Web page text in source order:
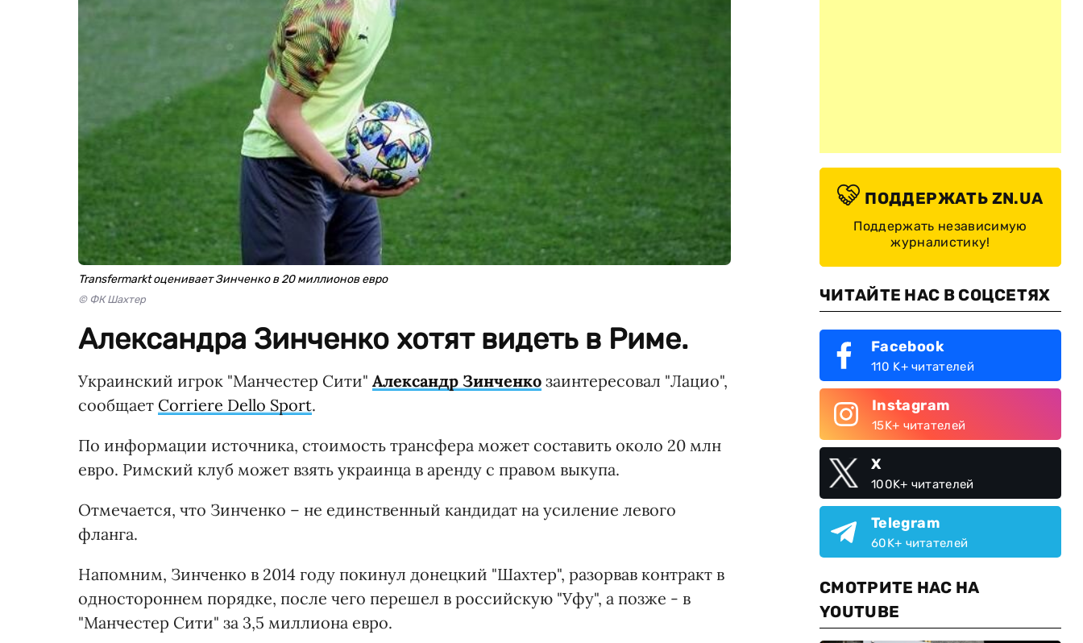
Transfermarkt оценивает Зинченко в 20 миллионов евро
© ФК Шахтер
Александра Зинченко хотят видеть в Риме.
Украинский игрок "Манчестер Сити" Александр Зинченко заинтересовал "Лацио",
сообщает Corriere Dello Sport.
По информации источника, стоимость трансфера может составить около 20 млн
евро. Римский клуб может взять украинца в аренду с правом выкупа.
Отмечается, что Зинченко – не единственный кандидат на усиление левого
фланга.
Напомним, Зинченко в 2014 году покинул донецкий "Шахтер", разорвав контракт в
одностороннем порядке, после чего перешел в российскую "Уфу", а позже - в
"Манчестер Сити" за 3,5 миллиона евро.
ПОДДЕРЖАТЬ ZN.UA
Поддержать независимую
журналистику!
ЧИТАЙТЕ НАС В СОЦСЕТЯХ
Facebook
110 K+ читателей
Instagram
15K+ читателей
X
100K+ читателей
Telegram
60K+ читателей
СМОТРИТЕ НАС НА
YOUTUBE